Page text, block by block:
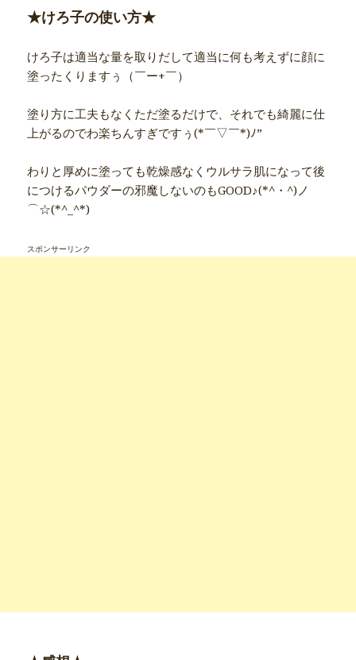
★けろ子の使い方★
けろ子は適当な量を取りだして適当に何も考えずに顔に
塗ったくりますぅ（￣ー+￣）
塗り方に工夫もなくただ塗るだけで、それでも綺麗に仕
上がるのでわ楽ちんすぎですぅ(*￣▽￣*)ﾉ”
わりと厚めに塗っても乾燥感なくウルサラ肌になって後
につけるパウダーの邪魔しないのもGOOD♪(*^・^)ノ
⌒☆(*^_^*)
スポンサーリンク